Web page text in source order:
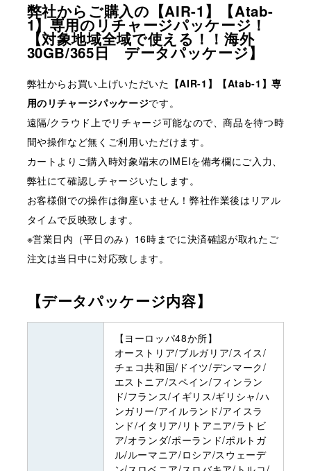
弊社からご購入の【AIR-1】【Atab-
1】専用のリチャージパッケージ！
【対象地域全域で使える！！海外
30GB/365日 データパッケージ】
弊社からお買い上げいただいた 【AIR-1】【Atab-1】専
用のリチャージパッケージです。
遠隔/クラウド上でリチャージ可能なので、商品を待つ時
間や操作など無くご利用いただけます。
カートよりご購入時対象端末のIMEIを備考欄にご入力、
弊社にて確認しチャージいたします。
お客様側での操作は御座いません！弊社作業後はリアル
タイムで反映致します。
※営業日内（平日のみ）16時までに決済確認が取れたご
注文は当日中に対応致します。
【データパッケージ内容】
【ヨーロッパ48か所】
オーストリア/ブルガリア/スイス/
チェコ共和国/ドイツ/デンマーク/
エストニア/スペイン/フィンラン
ド/フランス/イギリス/ギリシャ/ハ
ンガリー/アイルランド/アイスラ
ンド/イタリア/リトアニア/ラトビ
ア/オランダ/ポーランド/ポルトガ
ル/ルーマニア/ロシア/スウェーデ